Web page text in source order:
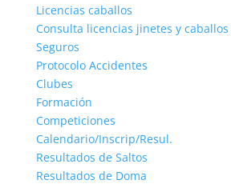
Licencias caballos
Consulta licencias jinetes y caballos
Seguros
Protocolo Accidentes
Clubes
Formación
Competiciones
Calendario/Inscrip/Resul.
Resultados de Saltos
Resultados de Doma